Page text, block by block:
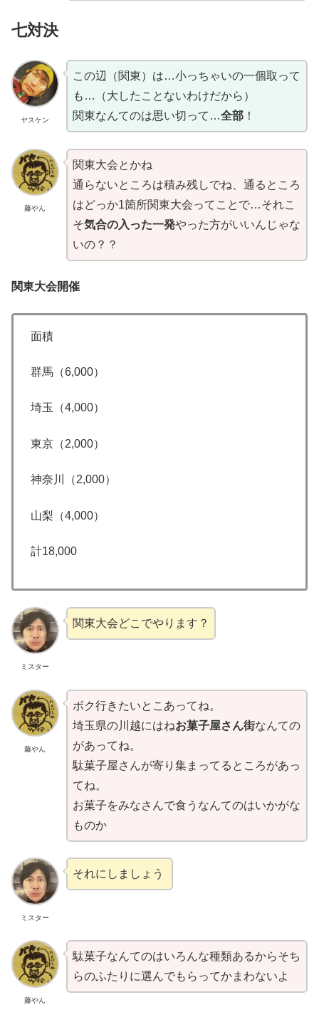
七対決
ヤスケン
この辺（関東）は…小っちゃいの一個取って
も…（大したことないわけだから）
関東なんてのは思い切って…全部！
藤やん
関東大会とかね
通らないところは積み残しでね、通るところ
はどっか1箇所関東大会ってことで…それこ
そ気合の入った一発やった方がいいんじゃな
いの？？
関東大会開催
面積
群馬（6,000）
埼玉（4,000）
東京（2,000）
神奈川（2,000）
山梨（4,000）
計18,000
ミスター
関東大会どこでやります？
藤やん
ボク行きたいとこあってね。
埼玉県の川越にはねお菓子屋さん街なんての
があってね。
駄菓子屋さんが寄り集まってるところがあっ
てね。
お菓子をみなさんで食うなんてのはいかがな
ものか
ミスター
それにしましょう
藤やん
駄菓子なんてのはいろんな種類あるからそち
らのふたりに選んでもらってかまわないよ